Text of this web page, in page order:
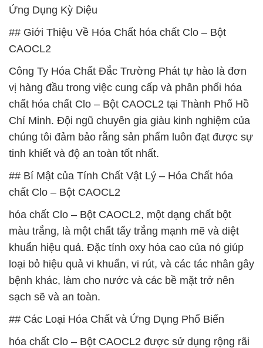
Ứng Dụng Kỳ Diệu
## Giới Thiệu Về Hóa Chất hóa chất Clo – Bột
CAOCL2
Công Ty Hóa Chất Đắc Trường Phát tự hào là đơn
vị hàng đầu trong việc cung cấp và phân phối hóa
chất hóa chất Clo – Bột CAOCL2 tại Thành Phố Hồ
Chí Minh. Đội ngũ chuyên gia giàu kinh nghiệm của
chúng tôi đảm bảo rằng sản phẩm luôn đạt được sự
tinh khiết và độ an toàn tốt nhất.
## Bí Mật của Tính Chất Vật Lý – Hóa Chất hóa
chất Clo – Bột CAOCL2
hóa chất Clo – Bột CAOCL2, một dạng chất bột
màu trắng, là một chất tẩy trắng mạnh mẽ và diệt
khuẩn hiệu quả. Đặc tính oxy hóa cao của nó giúp
loại bỏ hiệu quả vi khuẩn, vi rút, và các tác nhân gây
bệnh khác, làm cho nước và các bề mặt trở nên
sạch sẽ và an toàn.
## Các Loại Hóa Chất và Ứng Dụng Phổ Biến
hóa chất Clo – Bột CAOCL2 được sử dụng rộng rãi